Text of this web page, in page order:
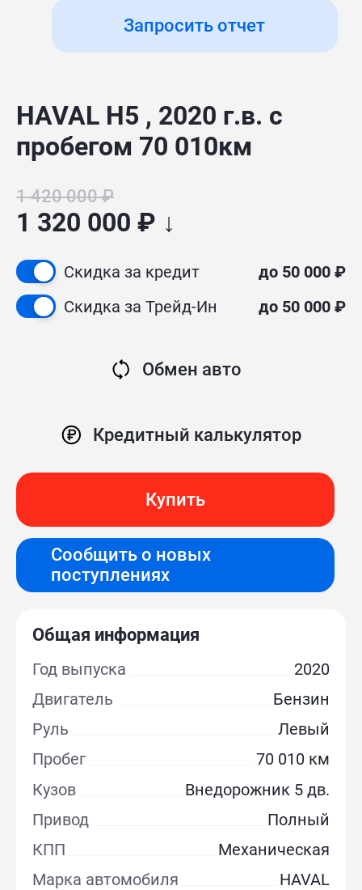
Запросить отчет
HAVAL H5 , 2020 г.в. с
пробегом 70 010км
1 420 000 ₽
1 320 000 ₽ ↓
Скидка за кредит
до 50 000 ₽
Скидка за Трейд-Ин
до 50 000 ₽
Обмен авто
Кредитный калькулятор
Купить
Сообщить о новых
поступлениях
Общая информация
Год выпуска
2020
Двигатель
Бензин
Руль
Левый
Пробег
70 010 км
Кузов
Внедорожник 5 дв.
Привод
Полный
КПП
Механическая
Марка автомобиля
HAVAL